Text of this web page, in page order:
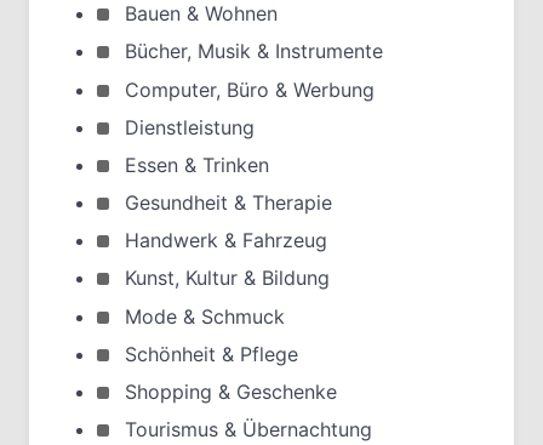
Bauen & Wohnen
Bücher, Musik & Instrumente
Computer, Büro & Werbung
Dienstleistung
Essen & Trinken
Gesundheit & Therapie
Handwerk & Fahrzeug
Kunst, Kultur & Bildung
Mode & Schmuck
Schönheit & Pflege
Shopping & Geschenke
Tourismus & Übernachtung